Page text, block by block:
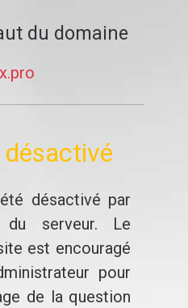
du domaine
désactivé par
du serveur. Le
est encouragé
pour
de la question